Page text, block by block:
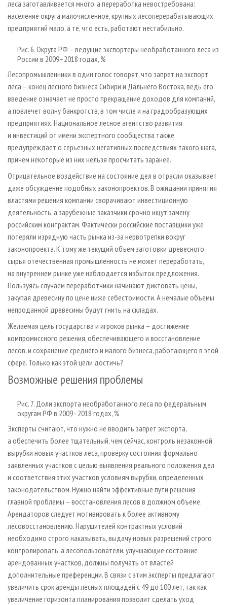
леса заготавливается много, а переработка невостребована:
население округа малочисленное, крупных лесоперерабатывающих
предприятий мало, а те, что есть, работают нестабильно.
Рис. 6. Округа РФ – ведущие экспортеры необработанного леса из
России в 2009–2018 годах, %
Лесопромышленники в один голос говорят, что запрет на экспорт
леса – конец лесного бизнеса Сибири и Дальнего Востока, ведь его
введение означает не просто прекращение доходов для компаний,
а повлечет волну банкротств, в том числе и на градообразующих
предприятиях. Национальное лесное агентство развития
и инвестиций от имени экспертного сообщества также
предупреждает о серьезных негативных последствиях такого шага,
причем некоторые из них нельзя просчитать заранее.
Отрицательное воздействие на состояние дел в отрасли оказывает
даже обсуждение подобных законопроектов. В ожидании принятия
властями решения компании сворачивают инвестиционную
деятельность, а зарубежные заказчики срочно ищут замену
российским контрактам. Фактически российские поставщики уже
потеряли изрядную часть рынка из-за нервотрепки вокруг
законопроекта. К тому же текущий объем заготовки древесного
сырья отечественная промышленность не может переработать,
на внутреннем рынке уже наблюдается избыток предложения.
Пользуясь случаем переработчики начинают диктовать цены,
закупая древесину по цене ниже себестоимости. А немалые объемы
непроданной древесины будут гнить на складах.
Желаемая цель государства и игроков рынка – достижение
компромиссного решения, обеспечивающего и восстановление
лесов, и сохранение среднего и малого бизнеса, работающего в этой
сфере. Только как этой цели достичь?
Возможные решения проблемы
Рис. 7. Доли экспорта необработанного леса по федеральным
округам РФ в 2009–2018 годах, %
Эксперты считают, что нужно не вводить запрет экспорта,
а обеспечить более тщательный, чем сейчас, контроль незаконной
вырубки новых участков леса, проверку состояния формально
заявленных участков с целью выявления реального положения дел
и соответствия этих участков условиям вырубки, определенных
законодательством. Нужно найти эффективные пути решения
главной проблемы – восстановления лесов в должном объеме.
Арендаторов следует мотивировать к более активному
лесовосстановлению. Нарушителей контрактных условий
необходимо строго наказывать, выдачу новых разрешений строго
контролировать, а лесопользователи, улучшающие состояние
арендованных участков, должны получать от властей
дополнительные преференции. В связи с этим эксперты предлагают
увеличить срок аренды лесных площадей с 49 до 100 лет, так как
увеличение горизонта планирования позволит сделать уход